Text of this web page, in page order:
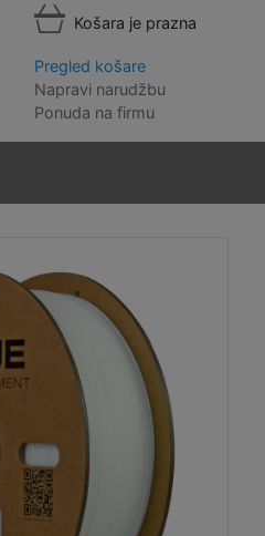
Košara je prazna
Pregled košare
Napravi narudžbu
Ponuda na firmu